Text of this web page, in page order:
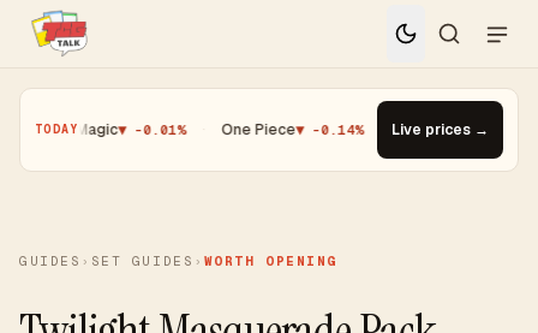
TODAY
Magic▼ -0.01% · One Piece▼ -0.14% · Top Gainer · Paldean
Live prices →
GUIDES › SET GUIDES › WORTH OPENING